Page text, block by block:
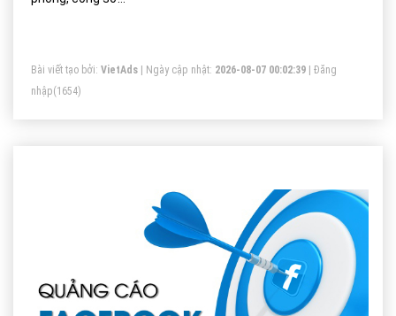
Bài viết tạo bởi: VietAds | Ngày cập nhật: 2026-08-07 00:02:39
Đăng
nhập(1654)